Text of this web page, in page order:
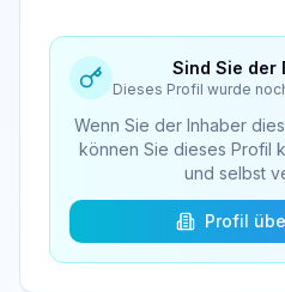
Sind Sie der
Dieses Profil wurde
Wenn Sie der Inhaber
können Sie dieses Profil
und selbst
Profil